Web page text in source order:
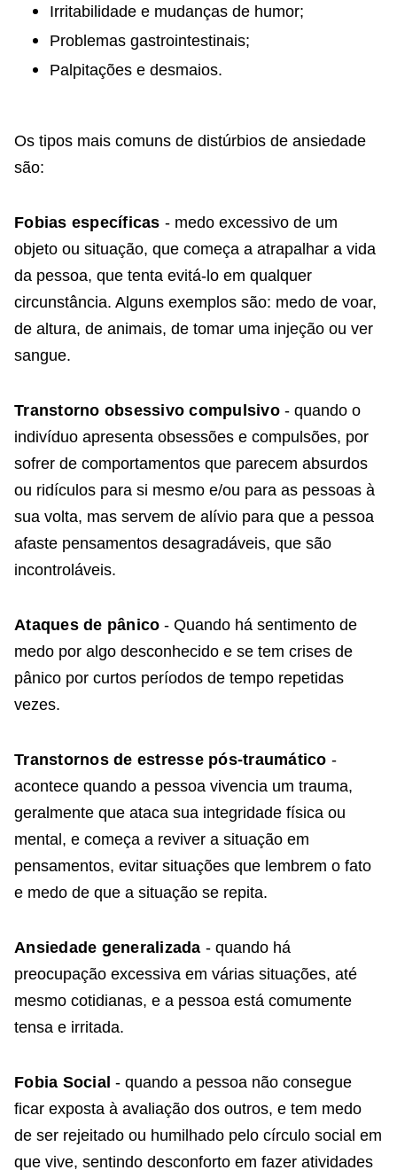
Irritabilidade e mudanças de humor;
Problemas gastrointestinais;
Palpitações e desmaios.
Os tipos mais comuns de distúrbios de ansiedade
são:
Fobias específicas - medo excessivo de um
objeto ou situação, que começa a atrapalhar a vida
da pessoa, que tenta evitá-lo em qualquer
circunstância. Alguns exemplos são: medo de voar,
de altura, de animais, de tomar uma injeção ou ver
sangue.
Transtorno obsessivo compulsivo- quando o
indivíduo apresenta obsessões e compulsões, por
sofrer de comportamentos que parecem absurdos
ou ridículos para si mesmo e/ou para as pessoas à
sua volta, mas servem de alívio para que a pessoa
afaste pensamentos desagradáveis, que são
incontroláveis.
Ataques de pânico - Quando há sentimento de
medo por algo desconhecido e se tem crises de
pânico por curtos períodos de tempo repetidas
vezes.
Transtornos de estresse pós-traumático -
acontece quando a pessoa vivencia um trauma,
geralmente que ataca sua integridade física ou
mental, e começa a reviver a situação em
pensamentos, evitar situações que lembrem o fato
e medo de que a situação se repita.
Ansiedade generalizada - quando há
preocupação excessiva em várias situações, até
mesmo cotidianas, e a pessoa está comumente
tensa e irritada.
Fobia Social - quando a pessoa não consegue
ficar exposta à avaliação dos outros, e tem medo
de ser rejeitado ou humilhado pelo círculo social em
que vive, sentindo desconforto em fazer atividades